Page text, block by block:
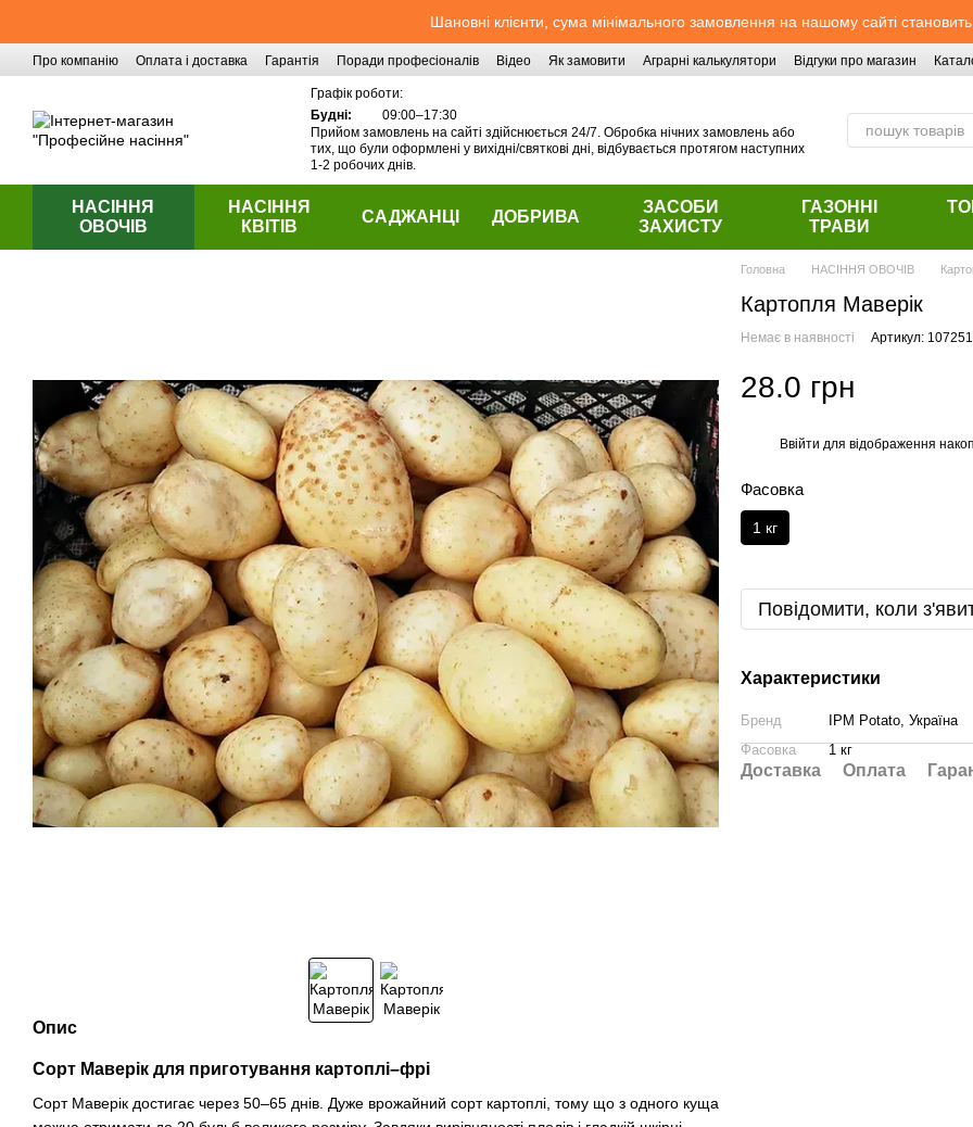
Шановні клієнти, сума мінімального замовлення на нашому сайті
Про компанію Оплата і доставка Гарантія Поради професіоналів Відео Як замовити Аграрні калькулятори Відгуки про магазин
Графік роботи:
Будні:
09:00–17:30
Прийом замовлень на сайті здійснюється 24/7. Обробка нічних замовлень або
тих, що були оформлені у вихідні/святкові дні, відбувається протягом наступних
1-2 робочих днів.
НАСІННЯ
ОВОЧІВ
НАСІННЯ
КВІТІВ
САДЖАНЦІ ДОБРИВА
ЗАСОБИ
ЗАХИСТУ
ГАЗОННІ
ТРАВИ
Опис
Сорт Маверік для приготування картоплі–фрі
Сорт Маверік достигає через 50–65 днів. Дуже врожайний сорт картоплі, тому що з одного куща
Головна НАСІННЯ ОВОЧІВ
Картопля Маверік
Немає в наявності Артикул: 107251
28.0 грн
Ввійти для відображення
Фасовка
1 кг
Повідомити, коли
Характеристики
Бренд
IPM Potato, Україна
Фасовка
1 кг
Доставка Оплата